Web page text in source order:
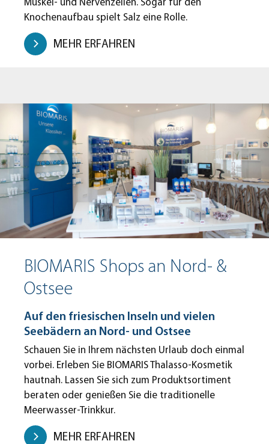
Muskel- und Nervenzellen. Sogar für den
Knochenaufbau spielt Salz eine Rolle.
MEHR ERFAHREN
BIOMARIS Shops an Nord- &
Ostsee
Auf den friesischen Inseln und vielen
Seebädern an Nord- und Ostsee
Schauen Sie in Ihrem nächsten Urlaub doch einmal
vorbei. Erleben Sie BIOMARIS Thalasso-Kosmetik
hautnah. Lassen Sie sich zum Produktsortiment
beraten oder genießen Sie die traditionelle
Meerwasser-Trinkkur.
MEHR ERFAHREN